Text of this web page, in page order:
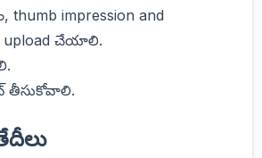
thumb impression and
upload చేయాలి.
తీసుకోవాలి.